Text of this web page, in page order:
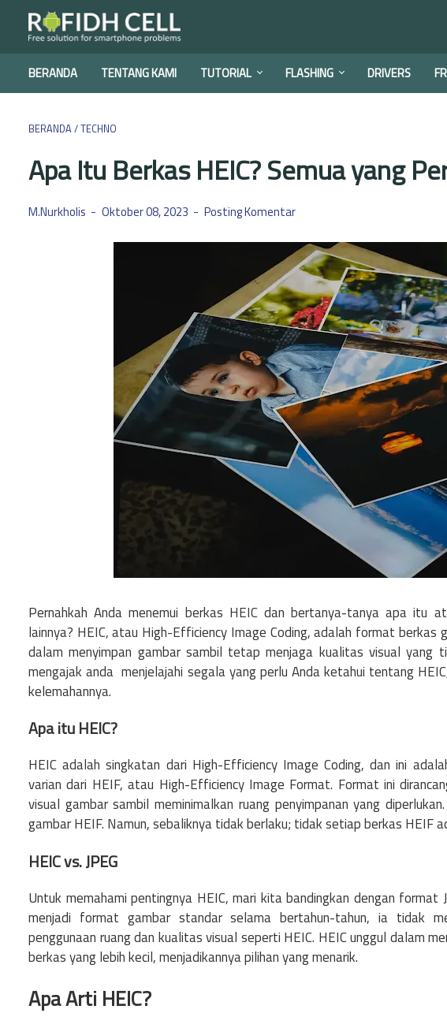
BERANDA TENTANG KAMI TUTORIAL FLASHING DRIVERS
BERANDA/TECHNO
Apa Itu Berkas HEIC? Semua yang
M.Nurkholis Oktober 08, 2023 Posting Komentar
Pernahkah Anda menemui berkas HEIC dan bertanya-tanya apa itu
lainnya? HEIC, atau High-Efficiency Image Coding, adalah format berkas
dalam menyimpan gambar sambil tetap menjaga kualitas visual yang
mengajak anda menjelajahi segala yang perlu Anda ketahui tentang
kelemahannya.
Apa itu HEIC?
HEIC adalah singkatan dari High-Efficiency Image Coding, dan ini
varian dari HEIF, atau High-Efficiency Image Format. Format ini
visual gambar sambil meminimalkan ruang penyimpanan yang
gambar HEIF. Namun, sebaliknya tidak berlaku; tidak setiap berkas HEIF
HEIC vs. JPEG
Untuk memahami pentingnya HEIC, mari kita bandingkan dengan format
menjadi format gambar standar selama bertahun-tahun, ia tidak
penggunaan ruang dan kualitas visual seperti HEIC. HEIC unggul dalam
berkas yang lebih kecil, menjadikannya pilihan yang menarik.
Apa Arti HEIC?